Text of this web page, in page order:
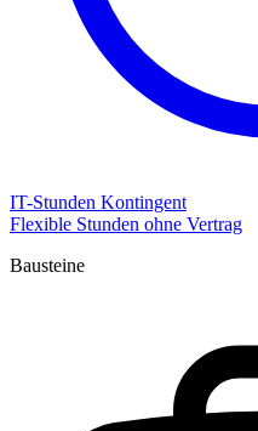
IT-Stunden Kontingent
Flexible Stunden ohne Vertrag
Bausteine